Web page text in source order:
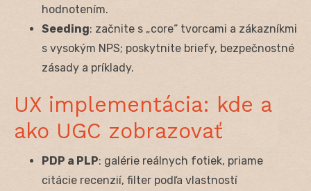
hodnotením.
Seeding: začnite s „core“ tvorcami a zákazníkmi
s vysokým NPS; poskytnite briefy, bezpečnostné
zásady a príklady.
UX implementácia: kde a
ako UGC zobrazovať
PDP a PLP: galérie reálnych fotiek, priame
citácie recenzií, filter podľa vlastností